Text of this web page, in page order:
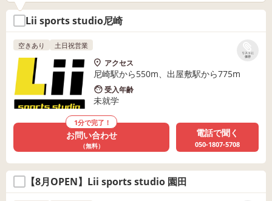
Lii sports studio尼崎
リストに
保存
空きあり 土日祝営業
アクセス
尼崎駅から550m、出屋敷駅から775m
受入年齢
未就学
1分で完了！
お問い合わせ
（無料）
電話で聞く
050-1807-5708
【8月OPEN】Lii sports studio 園田